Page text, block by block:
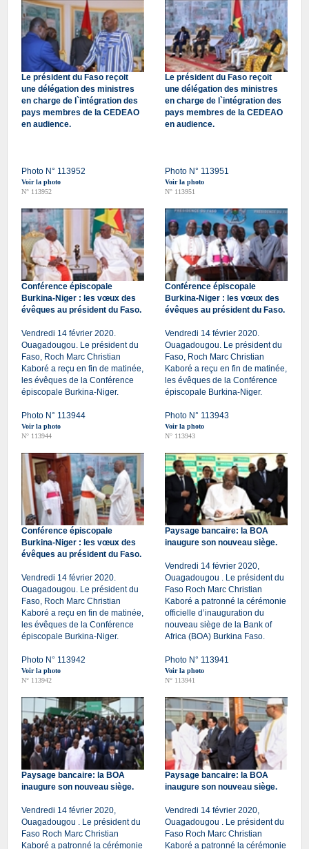
Le président du Faso reçoit
une délégation des ministres
en charge de l`intégration des
pays membres de la CEDEAO
en audience.
Photo N° 113952
Voir la photo
N° 113952
Le président du Faso reçoit
une délégation des ministres
en charge de l`intégration des
pays membres de la CEDEAO
en audience.
Photo N° 113951
Voir la photo
N° 113951
Conférence épiscopale
Burkina-Niger : les vœux des
évêques au président du Faso.
Vendredi 14 février 2020.
Ouagadougou. Le président du
Faso, Roch Marc Christian
Kaboré a reçu en fin de matinée,
les évêques de la Conférence
épiscopale Burkina-Niger.
Photo N° 113944
Voir la photo
N° 113944
Conférence épiscopale
Burkina-Niger : les vœux des
évêques au président du Faso.
Vendredi 14 février 2020.
Ouagadougou. Le président du
Faso, Roch Marc Christian
Kaboré a reçu en fin de matinée,
les évêques de la Conférence
épiscopale Burkina-Niger.
Photo N° 113943
Voir la photo
N° 113943
Conférence épiscopale
Burkina-Niger : les vœux des
évêques au président du Faso.
Vendredi 14 février 2020.
Ouagadougou. Le président du
Faso, Roch Marc Christian
Kaboré a reçu en fin de matinée,
les évêques de la Conférence
épiscopale Burkina-Niger.
Photo N° 113942
Voir la photo
N° 113942
Paysage bancaire: la BOA
inaugure son nouveau siège.
Vendredi 14 février 2020,
Ouagadougou . Le président du
Faso Roch Marc Christian
Kaboré a patronné la cérémonie
officielle d’inauguration du
nouveau siège de la Bank of
Africa (BOA) Burkina Faso.
Photo N° 113941
Voir la photo
N° 113941
Paysage bancaire: la BOA
inaugure son nouveau siège.
Vendredi 14 février 2020,
Ouagadougou . Le président du
Faso Roch Marc Christian
Kaboré a patronné la cérémonie
Paysage bancaire: la BOA
inaugure son nouveau siège.
Vendredi 14 février 2020,
Ouagadougou . Le président du
Faso Roch Marc Christian
Kaboré a patronné la cérémonie